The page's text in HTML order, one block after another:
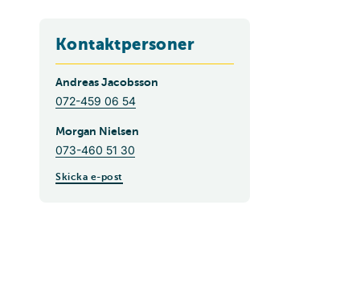
Kontaktpersoner
Andreas Jacobsson
072-459 06 54
Morgan Nielsen
073-460 51 30
Skicka e-post